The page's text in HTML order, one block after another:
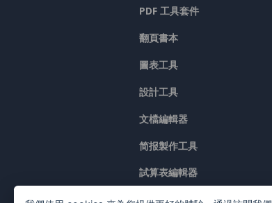
PDF 工具套件
翻頁書本
圖表工具
設計工具
文檔編輯器
简报製作工具
試算表編輯器
價格